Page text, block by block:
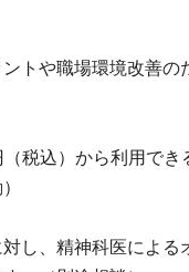
トや職場環境改善の
税込）から利用でき
し、精神科医による